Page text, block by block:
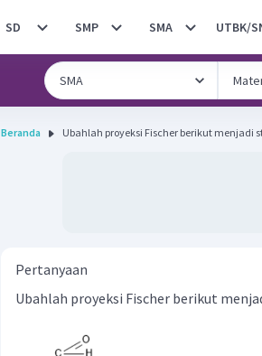
SD SMP SMA UTBK/
Beranda Ubahlah proyeksi Fischer berikut menjadi
Pertanyaan
Ubahlah proyeksi Fischer berikut